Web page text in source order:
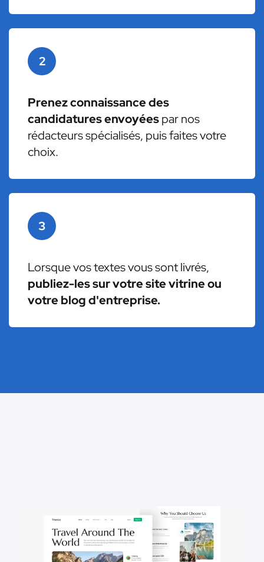
2
Prenez connaissance des
candidatures envoyéespar nos
rédacteurs spécialisés, puis faites votre
choix.
3
Lorsque vos textes vous sont livrés,
publiez-les sur votre site vitrine ou
votre blog d'entreprise.